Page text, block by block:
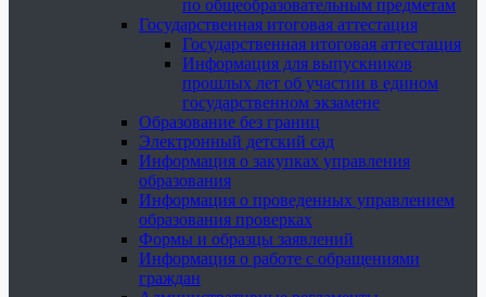
по общеобразовательным предметам
Государственная итоговая аттестация
Государственная итоговая аттестация
Информация для выпускников
прошлых лет об участии в едином
государственном экзамене
Образование без границ
Электронный детский сад
Информация о закупках управления
образования
Информация о проведенных управлением
образования проверках
Формы и образцы заявлений
Информация о работе с обращениями
граждан